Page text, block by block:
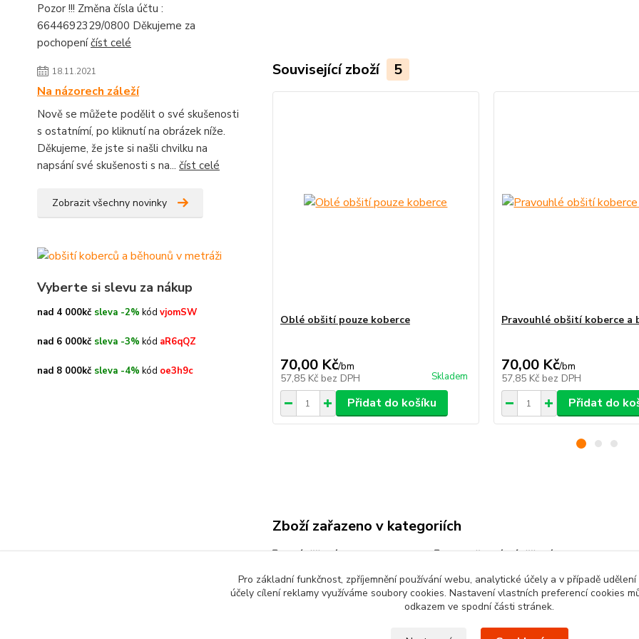
Pozor !!! Změna čísla účtu :
6644692329/0800 Děkujeme za
pochopeníčíst celé
18.11.2021
Na názorech záleží
Nově se můžete podělit o své skušenosti
s ostatnímí, po kliknutí na obrázek níže.
Děkujeme, že jste si našli chvilku na
napsání své skušenosti s na... číst celé
Zobrazit všechny novinky
Vyberte si slevu za nákup
nad 4 000kč sleva -2% kód vjomSW
nad 6 000kč sleva -3% kód aR6qQZ
nad 8 000kč sleva -4% kód oe3h9c
Související zboží 5
Oblé obšití pouze koberce
70,00 Kč/bm
57,85 Kč bez DPH Skladem
Přidat do košíku
Pravouhlé obšití koberce a
70,00 Kč/bm
57,85 Kč bez DPH
Přidat do
Zboží zařazeno v kategoriích
Zátěžové koberce v
metráži
Smyčkové zátěžové
koberce
Pro základní funkčnost, zpříjemnění používání webu, analytické účely a v případě
účely cílení reklamy využíváme soubory cookies. Nastavení vlastních preferencí cookies
odkazem ve spodní části stránek.